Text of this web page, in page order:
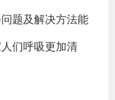
题及解决方法能
们呼吸更加清